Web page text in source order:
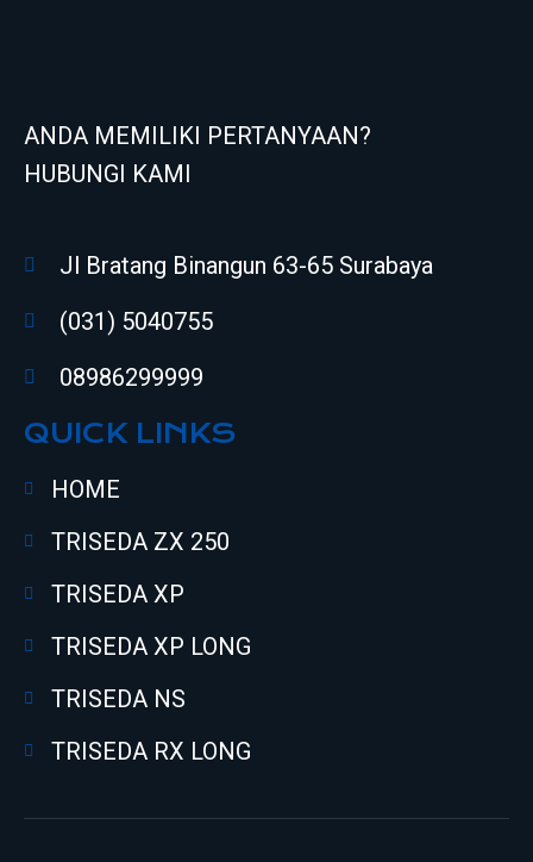
ANDA MEMILIKI PERTANYAAN?
HUBUNGI KAMI
Jl Bratang Binangun 63-65 Surabaya
(031) 5040755
08986299999
QUICK LINKS
HOME
TRISEDA ZX 250
TRISEDA XP
TRISEDA XP LONG
TRISEDA NS
TRISEDA RX LONG